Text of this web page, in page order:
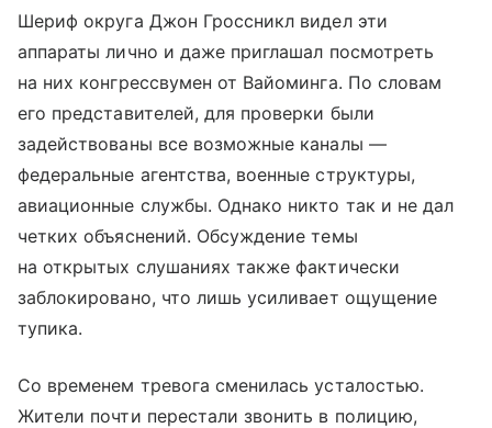
Шериф округа Джон Гроссникл видел эти
аппараты лично и даже приглашал посмотреть
на них конгрессвумен от Вайоминга. По словам
его представителей, для проверки были
задействованы все возможные каналы —
федеральные агентства, военные структуры,
авиационные службы. Однако никто так и не дал
четких объяснений. Обсуждение темы
на открытых слушаниях также фактически
заблокировано, что лишь усиливает ощущение
тупика.
Со временем тревога сменилась усталостью.
Жители почти перестали звонить в полицию,